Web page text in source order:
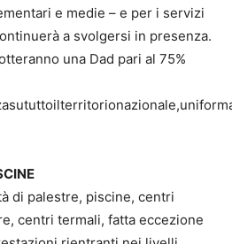
e medie – e per i servizi
a svolgersi in presenza.
una Dad pari al 75%
di palestre, piscine, centri
centri termali, fatta eccezione